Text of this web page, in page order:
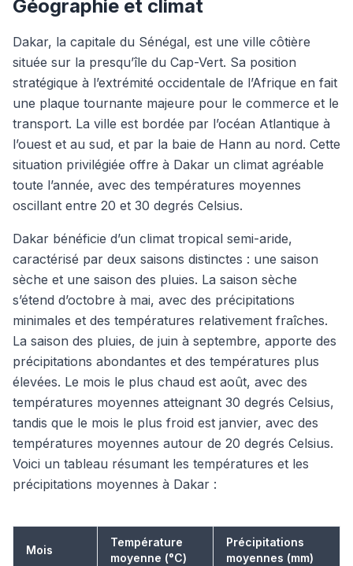
Géographie et climat
Dakar, la capitale du Sénégal, est une ville côtière
située sur la presqu’île du Cap-Vert. Sa position
stratégique à l’extrémité occidentale de l’Afrique en fait
une plaque tournante majeure pour le commerce et le
transport. La ville est bordée par l’océan Atlantique à
l’ouest et au sud, et par la baie de Hann au nord. Cette
situation privilégiée offre à Dakar un climat agréable
toute l’année, avec des températures moyennes
oscillant entre 20 et 30 degrés Celsius.
Dakar bénéficie d’un climat tropical semi-aride,
caractérisé par deux saisons distinctes : une saison
sèche et une saison des pluies. La saison sèche
s’étend d’octobre à mai, avec des précipitations
minimales et des températures relativement fraîches.
La saison des pluies, de juin à septembre, apporte des
précipitations abondantes et des températures plus
élevées. Le mois le plus chaud est août, avec des
températures moyennes atteignant 30 degrés Celsius,
tandis que le mois le plus froid est janvier, avec des
températures moyennes autour de 20 degrés Celsius.
Voici un tableau résumant les températures et les
précipitations moyennes à Dakar :
Mois
Température
moyenne (°C)
Précipitations
moyennes (mm)